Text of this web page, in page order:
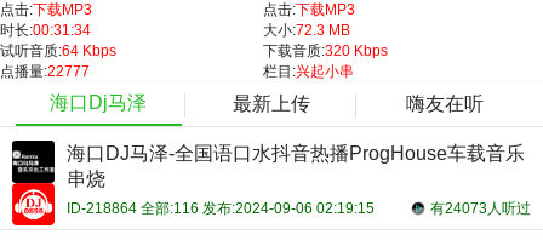
点击:下载MP3 点击:下载MP3
时长:00:31:34 大小:72.3 MB
试听音质:64 Kbps 下载音质:320 Kbps
点播量:22777 栏目:兴起小串
海口Dj马泽 最新上传 嗨友在听
海口DJ马泽-全国语口水抖音热播ProgHouse车载音乐
串烧
有24073人听过
ID-218864 全部:116 发布:2024-09-06 02:19:15